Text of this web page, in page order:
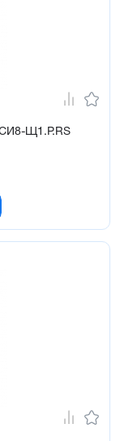
СИ8-Щ1.Р.RS